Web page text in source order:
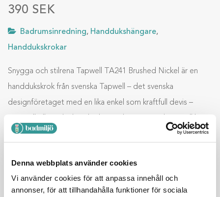
Denna webbplats använder cookies
Vi använder cookies för att anpassa innehåll och
annonser, för att tillhandahålla funktioner för sociala
390 SEK
Badrumsinredning, Handdukshängare,
Handdukskrokar
Snygga och stilrena Tapwell TA241 Brushed Nickel är en
handdukskrok från svenska Tapwell – det svenska
designföretaget med en lika enkel som kraftfull devis –
priser. Svensk design, tillverkad i Italien, en kombination som
anpassad efter svenska byggnormer. Handdukskrok Tapwell
TA241 Brushed …